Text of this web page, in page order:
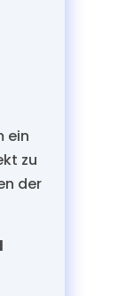
ein
zu
der